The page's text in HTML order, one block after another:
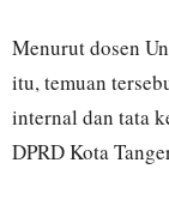
Menurut dosen
itu, temuan
internal dan tata
DPRD Kota